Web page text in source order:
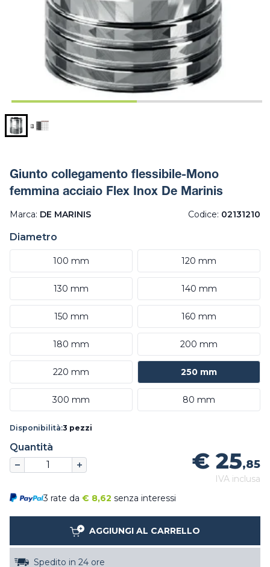
Giunto collegamento flessibile-Mono
femmina acciaio Flex Inox De Marinis
Marca: DE MARINIS Codice: 02131210
Diametro
100 mm 120 mm
130 mm 140 mm
150 mm 160 mm
180 mm 200 mm
220 mm 250 mm
300 mm 80 mm
Disponibilità:3 pezzi
Quantità
€ 25,85
IVA inclusa
3 rate da € 8,62 senza interessi
AGGIUNGI AL CARRELLO
Spedito in 24 ore